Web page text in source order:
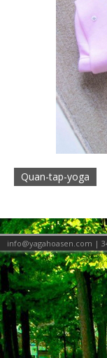
Quan-tap-yoga
info@yagahoasen.com |